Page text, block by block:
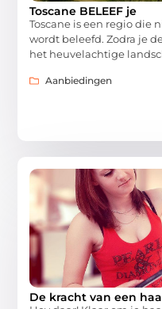
Toscane BELEEF je
Toscane is een regio die
wordt beleefd. Zodra je
het heuvelachtige
Aanbiedingen
De kracht van een